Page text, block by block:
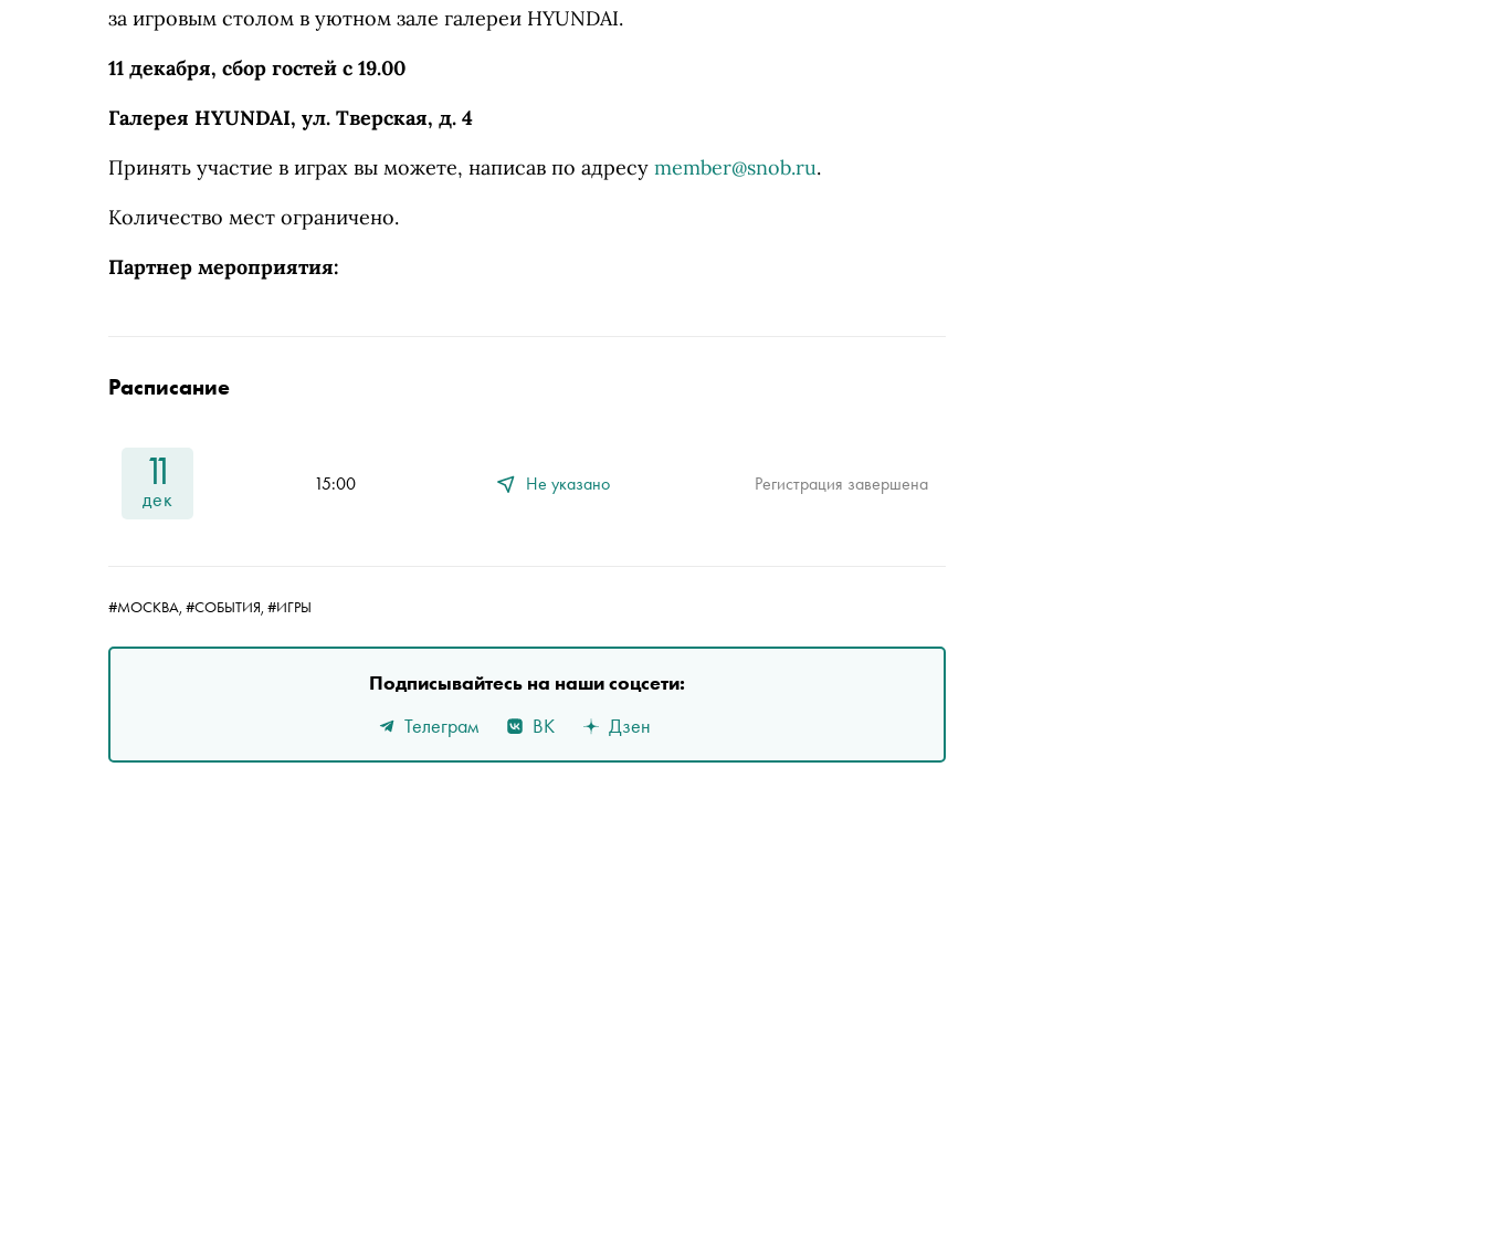
за игровым столом в уютном зале галереи HYUNDAI.
11 декабря, сбор гостей с 19.00
Галерея HYUNDAI, ул. Тверская, д. 4
Принять участие в играх вы можете, написав по адресу member@snob.ru.
Количество мест ограничено.
Партнер мероприятия:
Расписание
11
дек
15:00 Не указано Регистрация завершена
#МОСКВА, #СОБЫТИЯ, #ИГРЫ
Подписывайтесь на наши соцсети:
Телеграм
ВК Дзен